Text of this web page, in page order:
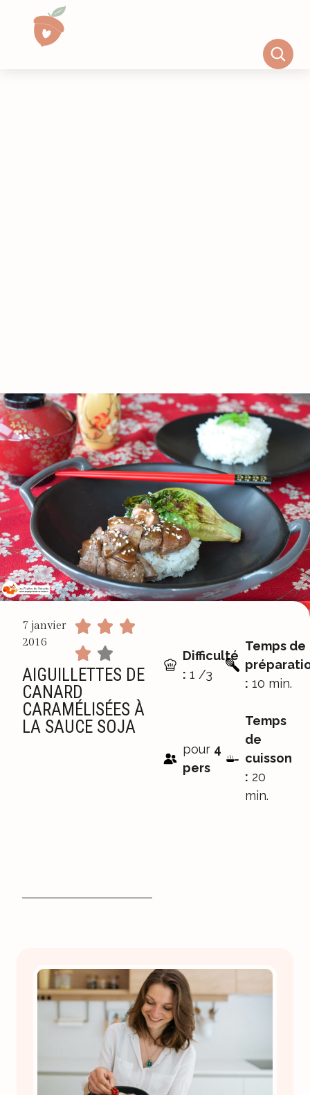
7 janvier
2016
AIGUILLETTES DE
CANARD
CARAMÉLISÉES À
LA SAUCE SOJA
Difficulté
: 1 /3
Temps de
: 10 min.
pour 4
pers
Temps
de
cuisson
: 20
min.